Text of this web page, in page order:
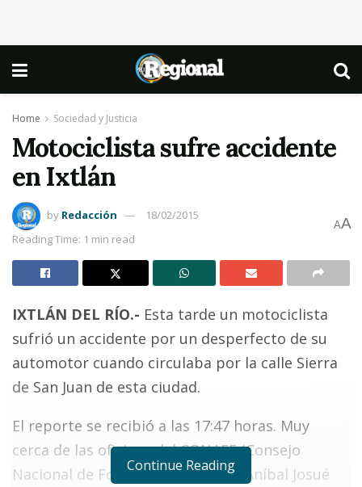
Home Sociedad y Justicia
Motociclista sufre accidente
en Ixtlán
by Redacción
18/02/2015
Reading Time: 1 min read
AA
IXTLÁN DEL RÍO.- Esta tarde un motociclista
sufrió un accidente por un desperfecto de su
automotor cuando circulaba por la calle Sierra
de San Juan de esta ciudad.
El reporte se recibió a las 17:47 horas. Muy
cerca de las oficinas del CONAFE (Consejo
Nacional de Fomento Educativo), Aníbal Josué
Continue Reading